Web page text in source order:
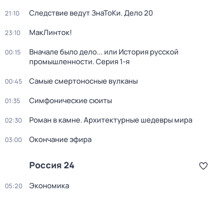
21:10 Следствие ведут ЗнаТоКи. Дело 20
23:10 МакЛинток!
00:15
Вначале было дело... или История русской
промышленности. Серия 1-я
00:45 Самые смертоносные вулканы
01:35 Симфонические сюиты
02:30 Роман в камне. Архитектурные шедевры мира
03:00 Окончание эфира
Россия 24
05:20 Экономика